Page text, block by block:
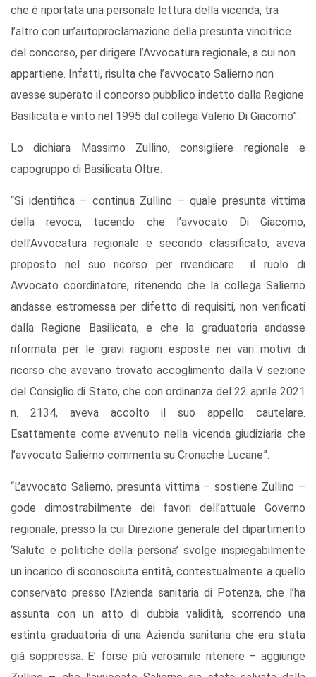
che è riportata una personale lettura della vicenda, tra
l’altro con un’autoproclamazione della presunta vincitrice
del concorso, per dirigere l’Avvocatura regionale, a cui non
appartiene. Infatti, risulta che l’avvocato Salierno non
avesse superato il concorso pubblico indetto dalla Regione
Basilicata e vinto nel 1995 dal collega Valerio Di Giacomo”.
Lo dichiara Massimo Zullino, consigliere regionale e
capogruppo di Basilicata Oltre.
“Si identifica – continua Zullino – quale presunta vittima
della revoca, tacendo che l’avvocato Di Giacomo,
dell’Avvocatura regionale e secondo classificato, aveva
proposto nel suo ricorso per rivendicare il ruolo di
Avvocato coordinatore, ritenendo che la collega Salierno
andasse estromessa per difetto di requisiti, non verificati
dalla Regione Basilicata, e che la graduatoria andasse
riformata per le gravi ragioni esposte nei vari motivi di
ricorso che avevano trovato accoglimento dalla V sezione
del Consiglio di Stato, che con ordinanza del 22 aprile 2021
n. 2134, aveva accolto il suo appello cautelare.
Esattamente come avvenuto nella vicenda giudiziaria che
l’avvocato Salierno commenta su Cronache Lucane”.
“L’avvocato Salierno, presunta vittima – sostiene Zullino –
gode dimostrabilmente dei favori dell’attuale Governo
regionale, presso la cui Direzione generale del dipartimento
‘Salute e politiche della persona’ svolge inspiegabilmente
un incarico di sconosciuta entità, contestualmente a quello
conservato presso l’Azienda sanitaria di Potenza, che l’ha
assunta con un atto di dubbia validità, scorrendo una
estinta graduatoria di una Azienda sanitaria che era stata
già soppressa. E’ forse più verosimile ritenere – aggiunge